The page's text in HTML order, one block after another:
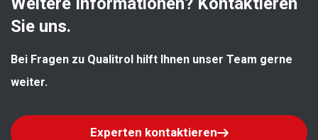
Sie uns.
Bei Fragen zu Qualitrol hilft Ihnen unser Team gerne
weiter.
Experten kontaktieren